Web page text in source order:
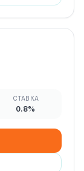
СТАВКА
0.8%